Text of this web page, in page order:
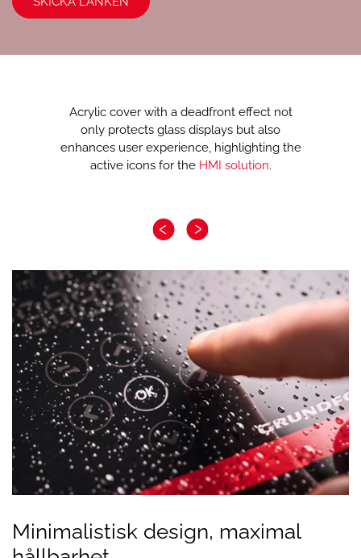
Acrylic cover with a deadfront effect not
only protects glass displays but also
enhances user experience, highlighting the
active icons for the HMI solution.
Minimalistisk design, maximal